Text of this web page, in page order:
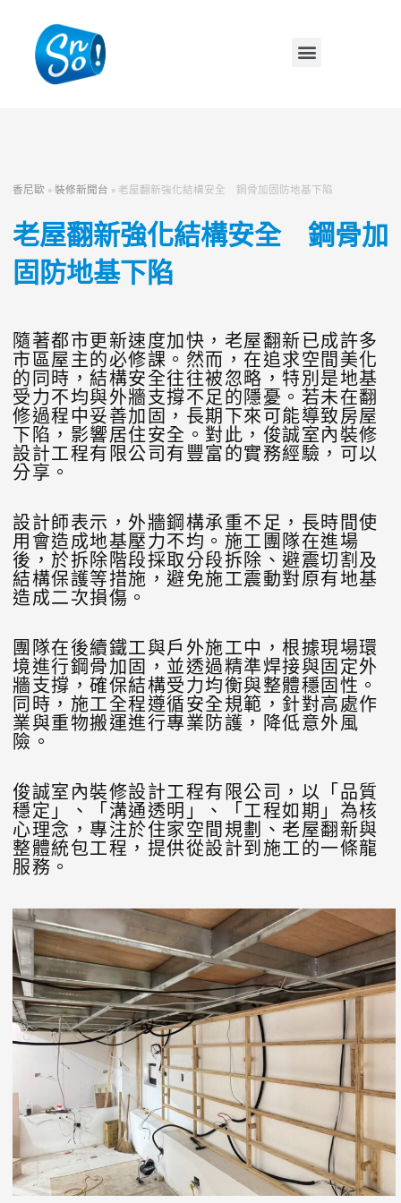
香尼歐 »裝修新聞台 » 老屋翻新強化結構安全 鋼骨加固防地基下陷
老屋翻新強化結構安全 鋼骨加
固防地基下陷
隨著都市更新速度加快，老屋翻新已成許多
市區屋主的必修課。然而，在追求空間美化
的同時，結構安全往往被忽略，特別是地基
受力不均與外牆支撐不足的隱憂。若未在翻
修過程中妥善加固，長期下來可能導致房屋
下陷，影響居住安全。對此，俊誠室內裝修
設計工程有限公司有豐富的實務經驗，可以
分享。
設計師表示，外牆鋼構承重不足，長時間使
用會造成地基壓力不均。施工團隊在進場
後，於拆除階段採取分段拆除、避震切割及
結構保護等措施，避免施工震動對原有地基
造成二次損傷。
團隊在後續鐵工與戶外施工中，根據現場環
境進行鋼骨加固，並透過精準焊接與固定外
牆支撐，確保結構受力均衡與整體穩固性。
同時，施工全程遵循安全規範，針對高處作
業與重物搬運進行專業防護，降低意外風
險。
俊誠室內裝修設計工程有限公司，以「品質
穩定」、「溝通透明」、「工程如期」為核
心理念，專注於住家空間規劃、老屋翻新與
整體統包工程，提供從設計到施工的一條龍
服務。